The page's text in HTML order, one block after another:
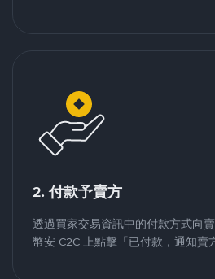
2. 付款予賣方
透過買家交易資訊中的付款方式向
幣安 C2C 上點擊「已付款，通知賣